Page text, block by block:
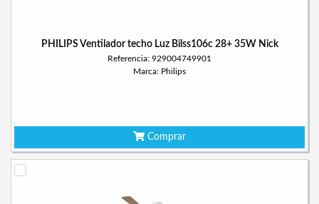
PHILIPS Ventilador techo Luz Bilss106c 28+ 35W Nick
Referencia: 929004749901
Marca: Philips
Comprar